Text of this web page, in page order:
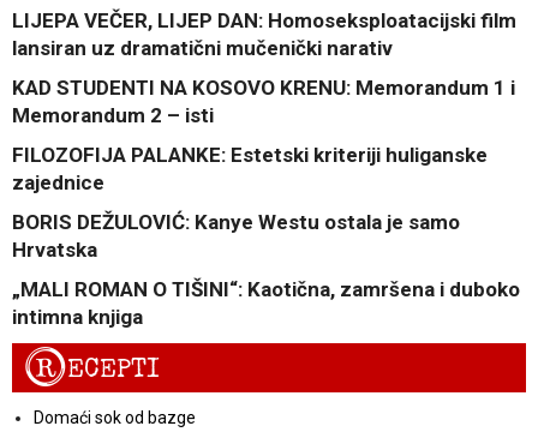
LIJEPA VEČER, LIJEP DAN: Homoseksploatacijski film
lansiran uz dramatični mučenički narativ
KAD STUDENTI NA KOSOVO KRENU: Memorandum 1 i
Memorandum 2 – isti
FILOZOFIJA PALANKE: Estetski kriteriji huliganske
zajednice
BORIS DEŽULOVIĆ: Kanye Westu ostala je samo
Hrvatska
„MALI ROMAN O TIŠINI“: Kaotična, zamršena i duboko
intimna knjiga
RECEPTI
Domaći sok od bazge